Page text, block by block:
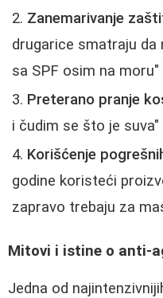
Zanemarivanje
drugarice smatraju
sa SPF osim na moru"
Preterano pranje
i čudim se što je suva"
Korišćenje
godine koristeći
zapravo trebaju za
Mitovi i istine o anti-
Jedna od